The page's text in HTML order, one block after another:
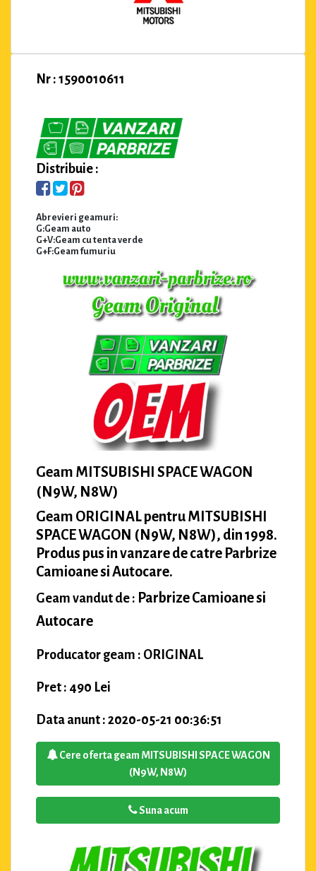
Nr : 1590010611
Distribuie :
Abrevieri geamuri:
G:Geam auto
G+V:Geam cu tenta verde
G+F:Geam fumuriu
Geam MITSUBISHI SPACE WAGON
(N9W, N8W)
Geam ORIGINAL pentru MITSUBISHI
SPACE WAGON (N9W, N8W), din 1998.
Produs pus in vanzare de catre Parbrize
Camioane si Autocare.
Geam vandut de : Parbrize Camioane si
Autocare
Producator geam : ORIGINAL
Pret : 490 Lei
Data anunt : 2020-05-21 00:36:51
Cere oferta geam MITSUBISHI SPACE WAGON
(N9W, N8W)
Suna acum